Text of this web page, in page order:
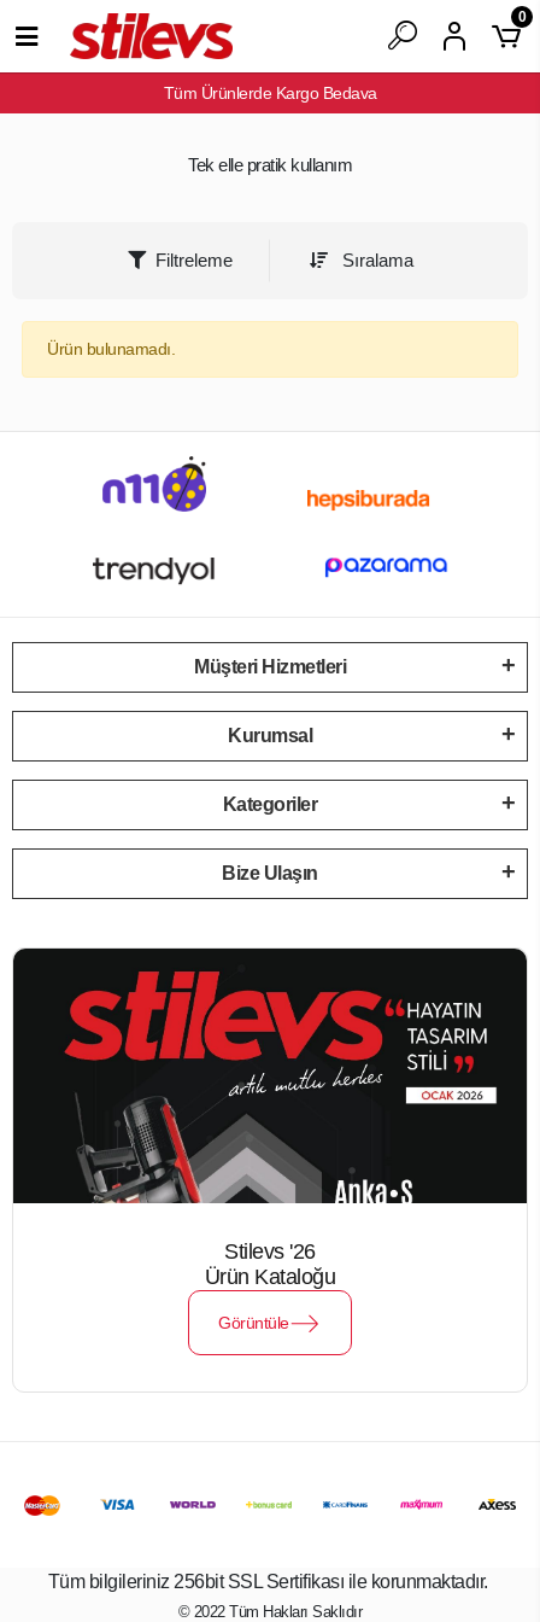
Tüm Ürünlerde Kargo Bedava
0
Tek elle pratik kullanım
Filtreleme Sıralama
Ürün bulunamadı.
Müşteri Hizmetleri
Kurumsal
Kategoriler
Bize Ulaşın
Stilevs '26
Ürün Kataloğu
Görüntüle
Tüm bilgileriniz 256bit SSL Sertifikası ile korunmaktadır.
© 2022Tüm Hakları Saklıdır